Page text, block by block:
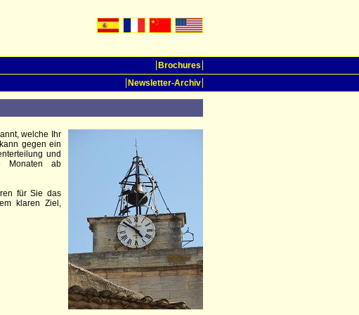
Brochures
Newsletter-Archiv
welche Ihr
gegen ein
und
Monaten ab
für Sie das
klaren Ziel,